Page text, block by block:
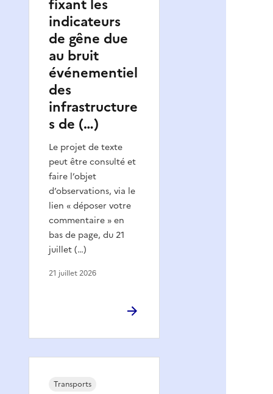
fixant les
indicateurs
de gêne due
au bruit
événementiel
des
infrastructure
s de (…)
Le projet de texte
peut être consulté et
faire l’objet
d’observations, via le
lien « déposer votre
commentaire » en
bas de page, du 21
juillet (…)
21 juillet 2026
Transports